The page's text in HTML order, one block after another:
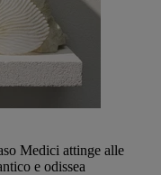
Medici attinge alle
e odissea